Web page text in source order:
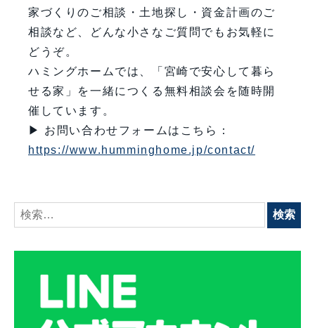
家づくりのご相談・土地探し・資金計画のご
相談など、どんな小さなご質問でもお気軽に
どうぞ。
ハミングホームでは、「宮崎で安心して暮ら
せる家」を一緒につくる無料相談会を随時開
催しています。
▶ お問い合わせフォームはこちら：
https://www.humminghome.jp/contact/
検
索: